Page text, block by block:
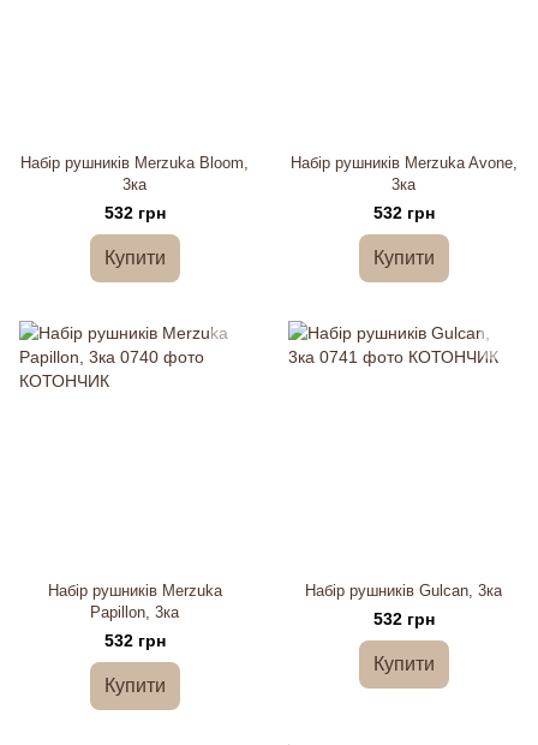
Набір рушників Merzuka Bloom,
3ка
532 грн
Купити
Набір рушників Merzuka Avone,
3ка
532 грн
Купити
Набір рушників Merzuka
Papillon, 3ка
532 грн
Купити
Набір рушників Gulcan, 3ка
532 грн
Купити